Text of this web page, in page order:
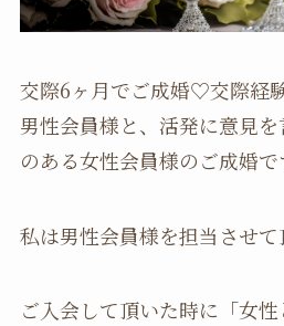
交際6ヶ月でご成婚♡交際経
男性会員様と、活発に意見
のある女性会員様のご成婚
私は男性会員様を担当させて
ご入会して頂いた時に「女